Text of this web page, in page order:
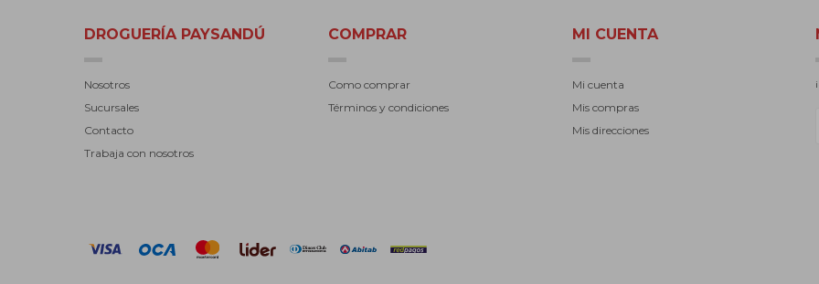
DROGUERÍA PAYSANDÚ
Nosotros
Sucursales
Contacto
Trabaja con nosotros
COMPRAR
Como comprar
Términos y condiciones
MI CUENTA
Mi cuenta
Mis compras
Mis direcciones